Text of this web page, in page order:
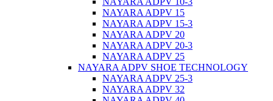
NAYARA ADPV 15
NAYARA ADPV 15-3
NAYARA ADPV 20
NAYARA ADPV 20-3
NAYARA ADPV 25
NAYARA ADPV SHOE TECHNOLOGY
NAYARA ADPV 25-3
NAYARA ADPV 32